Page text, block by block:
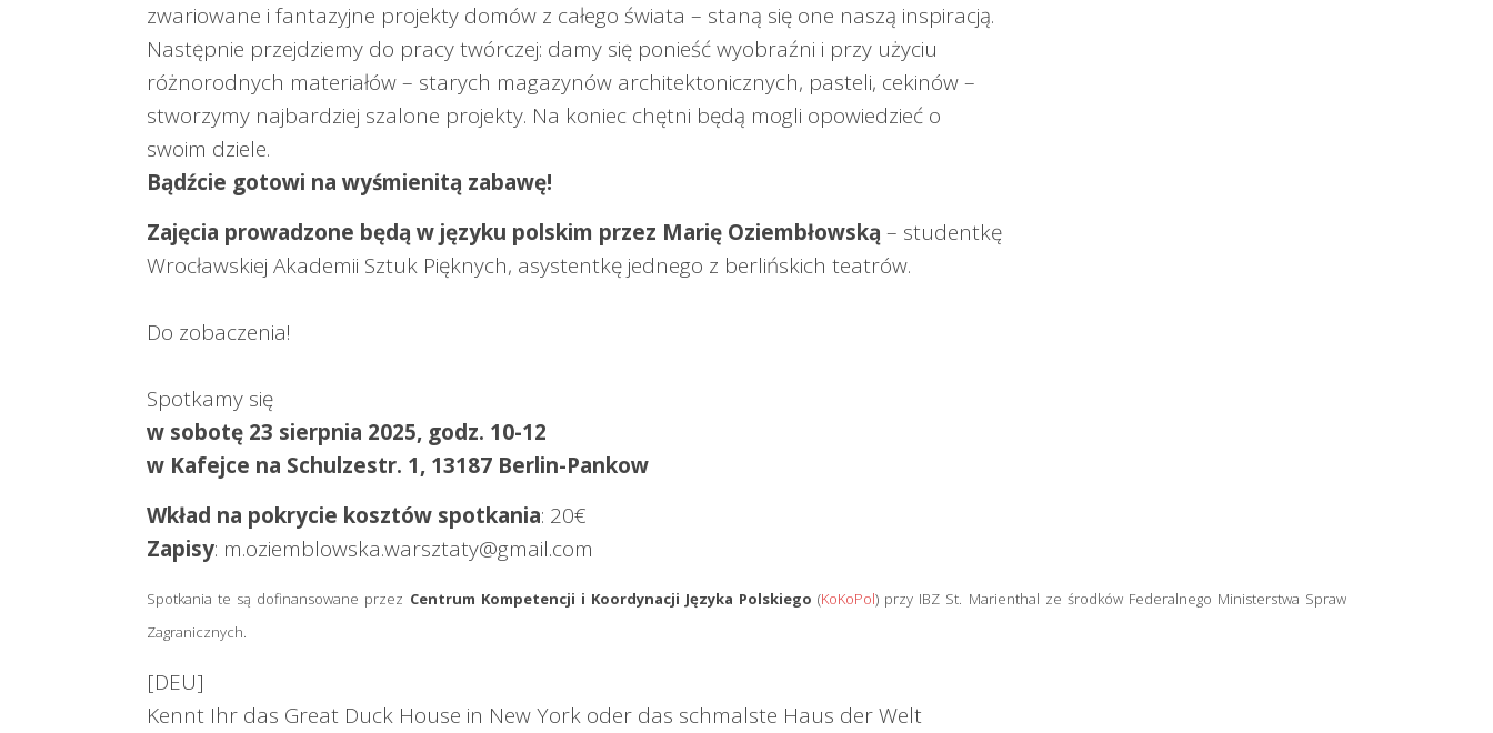
zwariowane i fantazyjne projekty domów z całego świata – staną się one naszą inspiracją.
Następnie przejdziemy do pracy twórczej: damy się ponieść wyobraźni i przy użyciu
różnorodnych materiałów – starych magazynów architektonicznych, pasteli, cekinów –
stworzymy najbardziej szalone projekty. Na koniec chętni będą mogli opowiedzieć o
swoim dziele.
Bądźcie gotowi na wyśmienitą zabawę!
Zajęcia prowadzone będą w języku polskim przez Marię Oziembłowską – studentkę
Wrocławskiej Akademii Sztuk Pięknych, asystentkę jednego z berlińskich teatrów.
Do zobaczenia!
Spotkamy się
w sobotę 23 sierpnia 2025, godz. 10-12
w Kafejce na Schulzestr. 1, 13187 Berlin-Pankow
Wkład na pokrycie kosztów spotkania: 20€
Zapisy: m.oziemblowska.warsztaty@gmail.com
Spotkania te są dofinansowane przez Centrum Kompetencji i Koordynacji Języka Polskiego (KoKoPol) przy IBZ St. Marienthal ze środków Federalnego Ministerstwa Spraw
Zagranicznych.
[DEU]
Kennt Ihr das Great Duck House in New York oder das schmalste Haus der Welt